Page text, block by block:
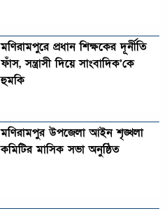
মণিরামপুরে প্রধান শিক্ষকের দূর্নীতি
ফাঁস, সন্ত্রাসী দিয়ে সাংবাদিক’কে
হুমকি
মণিরামপুর উপজেলা আইন শৃঙ্খলা
কমিটির মাসিক সভা অনুষ্ঠিত‎‎